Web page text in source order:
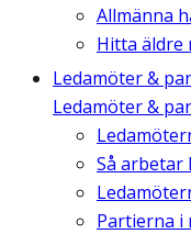
Allmänna
Hitta äldre
Ledamöter &
Ledamöter &
Så arbetar
Partierna i